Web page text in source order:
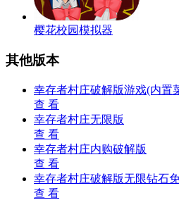
樱花校园模拟器
其他版本
幸存者村庄破解版游戏(内置
查 看
幸存者村庄无限版
查 看
幸存者村庄内购破解版
查 看
幸存者村庄破解版无限钻石
查 看